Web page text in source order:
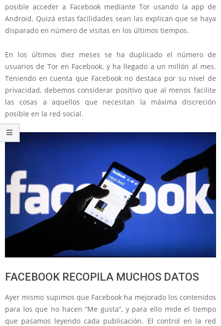
posible acceder a Facebook mediante Tor usando la app de
Android. Quizá estas facilidades sean las explican que se haya
disparado en número de visitas en los últimos tiempos.
En los últimos diez meses se ha duplicado el número de
usuarios de Tor en Facebook, y ha llegado a un millón al mes.
Teniendo en cuenta que Facebook no destaca por su nivel de
privacidad, debemos considerar positivo que al menos facilite
las cosas a aquellos que necesitan la máxima discreción
posible en la red social.
FACEBOOK RECOPILA MUCHOS DATOS
Ayer mismo supimos que Facebook ha mejorado los contenidos
para los que no hacen “Me gusta”, y para ello mide el tiempo
que pasamos leyendo cada publicación. El control en la red